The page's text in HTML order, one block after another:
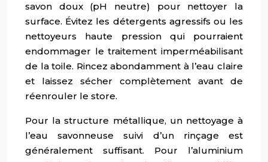
savon doux (pH neutre) pour nettoyer la
surface. Évitez les détergents agressifs ou les
nettoyeurs haute pression qui pourraient
endommager le traitement imperméabilisant
de la toile. Rincez abondamment à l’eau claire
et laissez sécher complètement avant de
réenrouler le store.
Pour la structure métallique, un nettoyage à
l’eau savonneuse suivi d’un rinçage est
généralement suffisant. Pour l’aluminium